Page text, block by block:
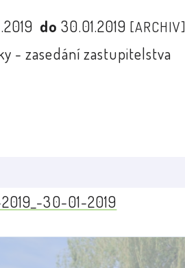
do30.01.2019 [ARCHIV]
- zasedání zastupitelstva
30-01-2019